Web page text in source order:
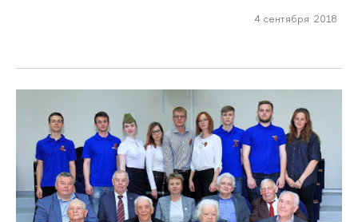
4 сентября 2018